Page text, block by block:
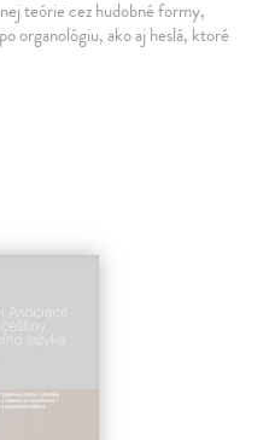
teórie cez hudobné formy,
organológiu, ako aj heslá, ktoré